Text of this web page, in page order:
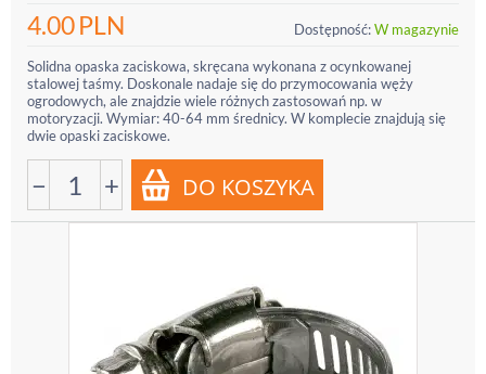
4.00PLN Dostępność:W magazynie
Solidna opaska zaciskowa, skręcana wykonana z ocynkowanej
stalowej taśmy. Doskonale nadaje się do przymocowania węży
ogrodowych, ale znajdzie wiele różnych zastosowań np. w
motoryzacji. Wymiar: 40-64 mm średnicy. W komplecie znajdują się
dwie opaski zaciskowe.
− +